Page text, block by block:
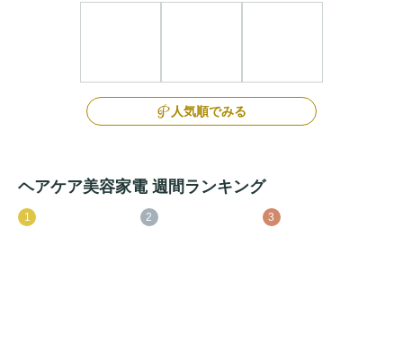
人気順でみる
ヘアケア美容家電 週間ランキング
1 2 3